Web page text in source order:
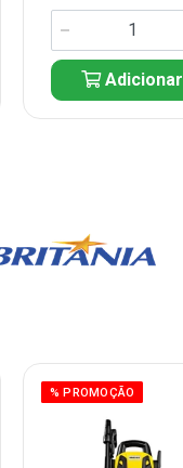
Adicionar
% PROMOÇÃO